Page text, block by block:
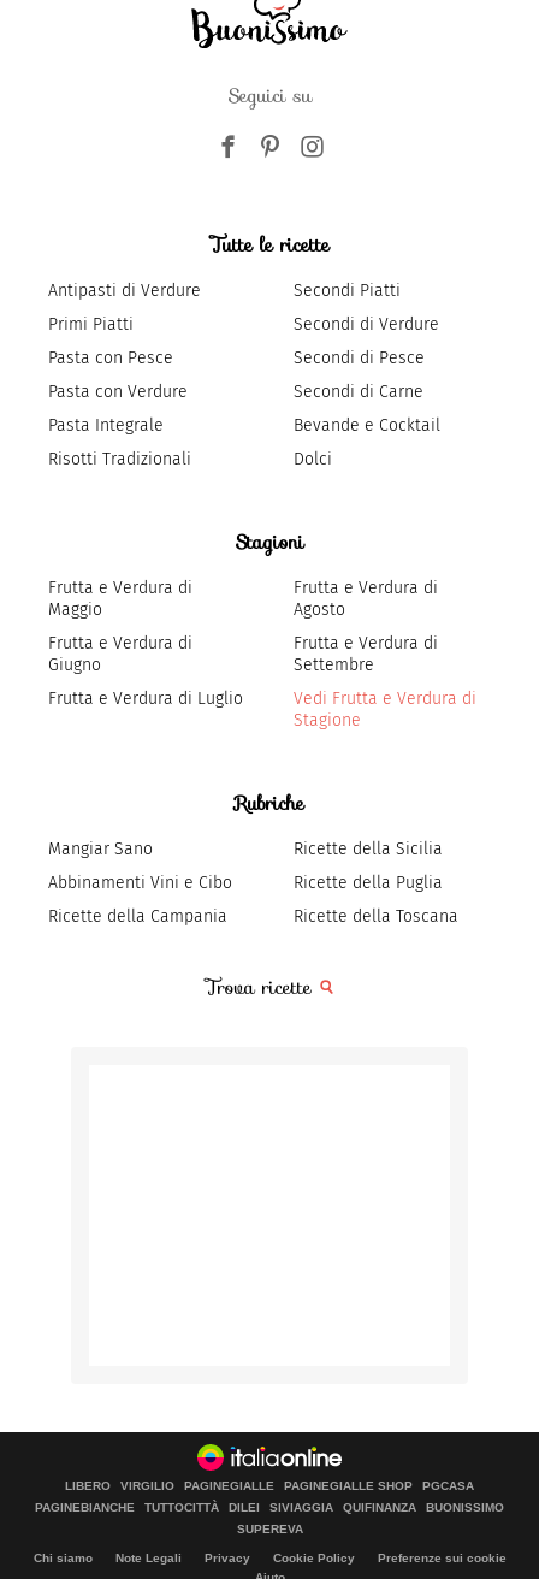
Seguici su
Tutte le ricette
Antipasti di Verdure
Primi Piatti
Pasta con Pesce
Pasta con Verdure
Pasta Integrale
Risotti Tradizionali
Secondi Piatti
Secondi di Verdure
Secondi di Pesce
Secondi di Carne
Bevande e Cocktail
Dolci
Stagioni
Frutta e Verdura di
Maggio
Frutta e Verdura di
Giugno
Frutta e Verdura di Luglio
Frutta e Verdura di
Agosto
Frutta e Verdura di
Settembre
Vedi Frutta e Verdura di
Stagione
Rubriche
Mangiar Sano
Abbinamenti Vini e Cibo
Ricette della Campania
Ricette della Sicilia
Ricette della Puglia
Ricette della Toscana
Trova ricette
LIBERO VIRGILIO PAGINEGIALLE PAGINEGIALLE SHOP
PGCASA
PAGINEBIANCHE
TUTTOCITTÀ DILEI SIVIAGGIA QUIFINANZA
BUONISSIMO
SUPEREVA
Chi siamo Note Legali Privacy Cookie Policy
Preferenze sui cookie